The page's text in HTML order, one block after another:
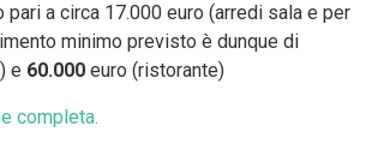
pari a circa 17.000 euro (arredi sala e per
minimo previsto è dunque di
e 60.000 euro (ristorante)
completa.